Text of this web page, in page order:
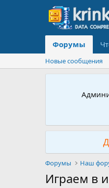
Форумы
Новые сообщения
Форумы Наш
Играем в